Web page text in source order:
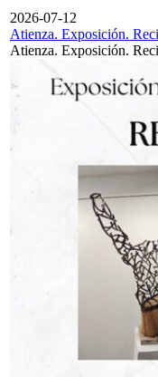
2026-07-12
Atienza. Exposición.
Atienza. Exposición.